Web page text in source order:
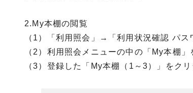
2.My本棚の閲覧
（1）「利用照会」→「利用状況確認 パ
（2）利用照会メニューの中の「My本棚」
（3）登録した「My本棚（1～3）」をクリ